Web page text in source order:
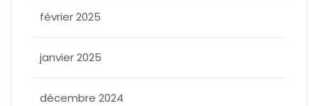
février 2025
janvier 2025
décembre 2024